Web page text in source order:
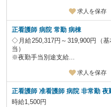
求人を保存
正看護師 病院 常勤 病棟
◇月給250,317円～319,900円（
当）
※夜勤手当別途支給...
求人を保存
正看護師 准看護師 病院 非常勤夜
時給1,500円